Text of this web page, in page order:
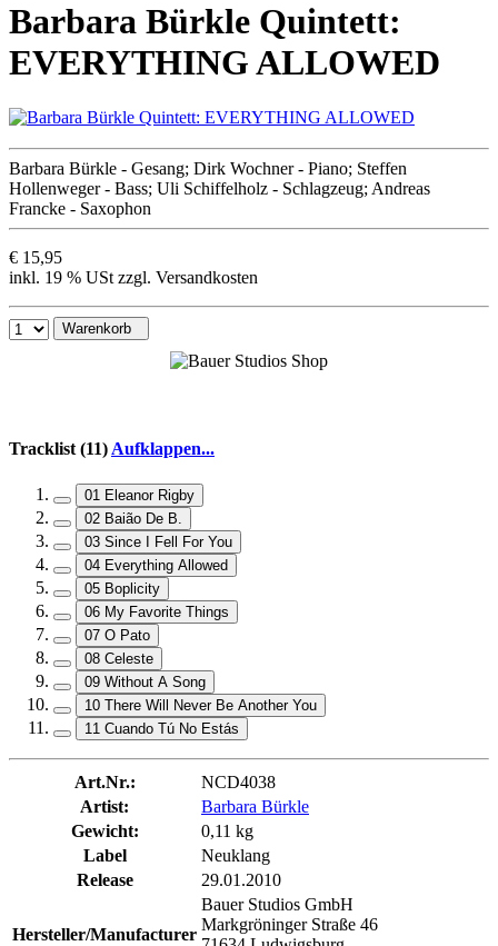
Barbara Bürkle Quintett:
EVERYTHING ALLOWED
Barbara Bürkle - Gesang; Dirk Wochner - Piano; Steffen
Hollenweger - Bass; Uli Schiffelholz - Schlagzeug; Andreas
Francke - Saxophon
€ 15,95
inkl. 19 % USt zzgl. Versandkosten
Warenkorb
Tracklist (11)Aufklappen...
01 Eleanor Rigby
02 Baião De B.
03 Since I Fell For You
04 Everything Allowed
05 Boplicity
06 My Favorite Things
07 O Pato
08 Celeste
09 Without A Song
10 There Will Never Be Another You
11 Cuando Tú No Estás
Art.Nr.:
NCD4038
Artist:
Barbara Bürkle
Gewicht:
0,11 kg
Label
Neuklang
Release
29.01.2010
Hersteller/Manufacturer
Bauer Studios GmbH
Markgröninger Straße 46